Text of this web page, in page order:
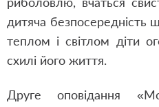
дитяча безпосередність
теплом і світлом діти
схилі його життя.
Друге оповідання